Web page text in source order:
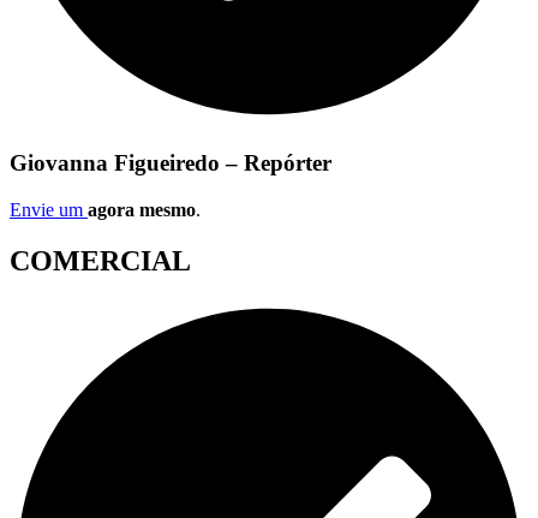
Giovanna Figueiredo – Repórter
Envie um agora mesmo.
COMERCIAL